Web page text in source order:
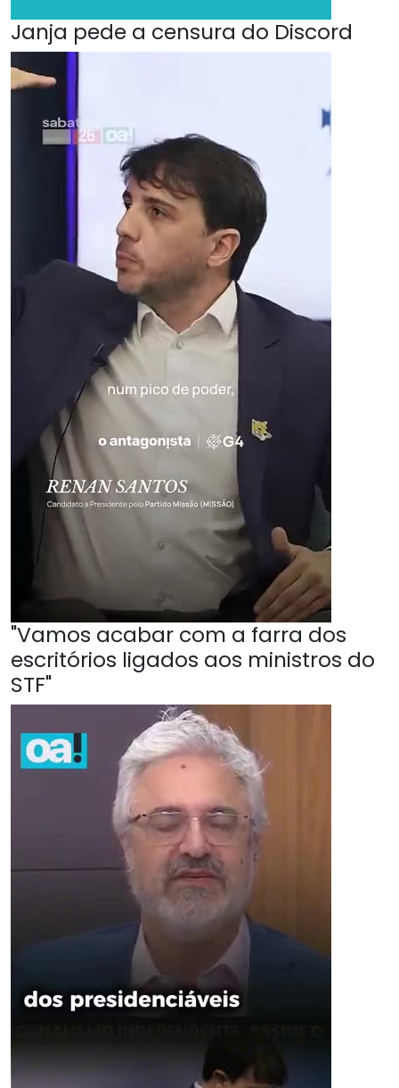
Janja pede a censura do Discord
"Vamos acabar com a farra dos
escritórios ligados aos ministros do
STF"